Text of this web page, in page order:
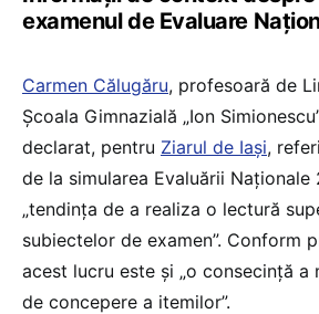
examenul de Evaluare
Carmen Călugăru, profesoară de
Școala Gimnazială „Ion
declarat, pentru Ziarul de Iași,
de la simularea Evaluării Naționale
„tendința de a realiza o lectură
subiectelor de examen”. Conform
acest lucru este și „o consecință a
de concepere a itemilor”.